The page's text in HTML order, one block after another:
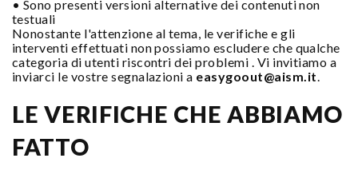
• Sono presenti versioni alternative dei contenuti non
testuali
Nonostante l'attenzione al tema, le verifiche e gli
interventi effettuati non possiamo escludere che qualche
categoria di utenti riscontri dei problemi . Vi invitiamo a
inviarci le vostre segnalazioni a easygoout@aism.it.
LE VERIFICHE CHE ABBIAMO
FATTO